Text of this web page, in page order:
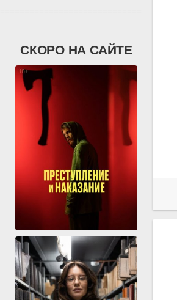
=============================
СКОРО НА САЙТЕ